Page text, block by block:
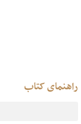
راهنمای کتاب